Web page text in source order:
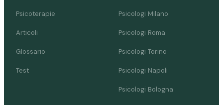
Psicoterapie
Articoli
Glossario
Test
Psicologi Milano
Psicologi Roma
Psicologi Torino
Psicologi Napoli
Psicologi Bologna